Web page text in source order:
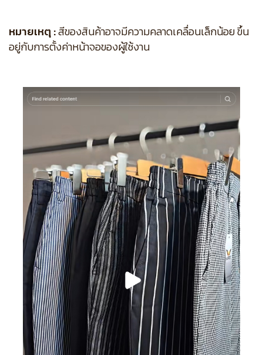
หมายเหตุ :สีของสินค้าอาจมีความคลาดเคลื่อนเล็กน้อย ขึ้น
อยู่กับการตั้งค่าหน้าจอของผู้ใช้งาน